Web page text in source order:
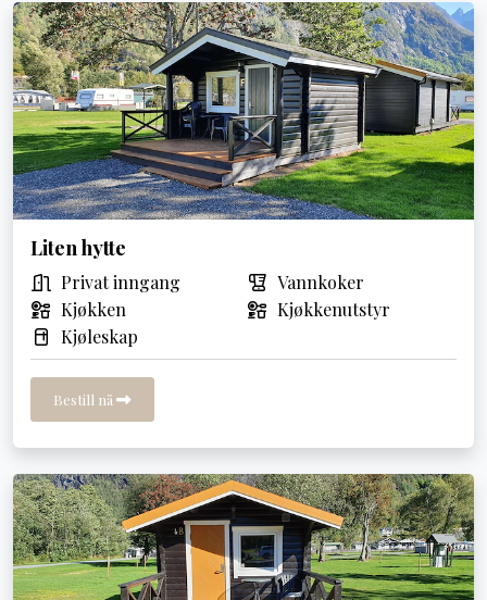
Liten hytte
Privat inngang
Vannkoker
Kjøkken
Kjøkkenutstyr
Kjøleskap
Bestill nå